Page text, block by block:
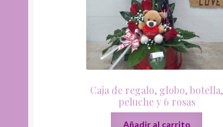
Caja de regalo, globo, botella,
peluche y 6 rosas
Añadir al carrito